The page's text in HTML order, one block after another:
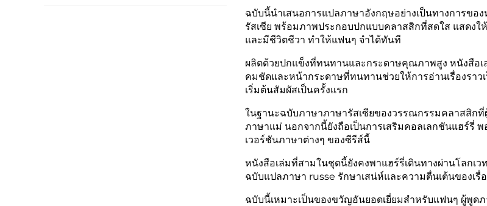
ฉบับนี้นำเสนอการแปลภาษาอังกฤษอย่างเป็นทางการข
รัสเซีย พร้อมภาพประกอบปกแบบคลาสสิกที่สดใส แสดง
และมีชีวิตชีวา ทำให้แฟนๆ จำได้ทันที
ผลิตด้วยปกแข็งที่ทนทานและกระดาษคุณภาพสูง หนังสือ
คมชัดและหน้ากระดาษที่ทนทานช่วยให้การอ่านเรื่องรา
เริ่มต้นสัมผัสเป็นครั้งแรก
ในฐานะฉบับภาษาภาษารัสเซียของวรรณกรรมคลาสสิก
ภาษาแม่ นอกจากนี้ยังถือเป็นการเสริมคอลเลกชันแฮร์รี่
เวอร์ชันภาษาต่างๆ ของซีรีส์นี้
หนังสือเล่มที่สามในชุดนี้ยังคงพาแฮร์รี่เดินทางผ่านโลกเ
ฉบับแปลภาษา russe รักษาเสน่ห์และความตื่นเต้นของเ
ฉบับนี้เหมาะเป็นของขวัญอันยอดเยี่ยมสำหรับแฟนๆ ผู้พูด